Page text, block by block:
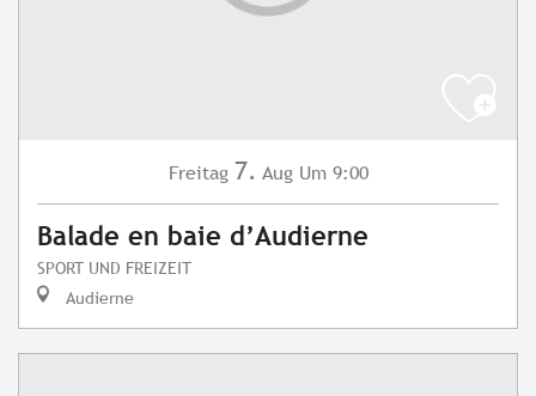
Freitag 7. Aug Um 9:00
Balade en baie d’Audierne
SPORT UND FREIZEIT
Audierne